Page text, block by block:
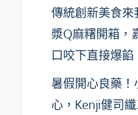
傳統創新美食
漿Q麻糬開箱，
口咬下直接爆餡
暑假開心良藥
心，Kenji健司